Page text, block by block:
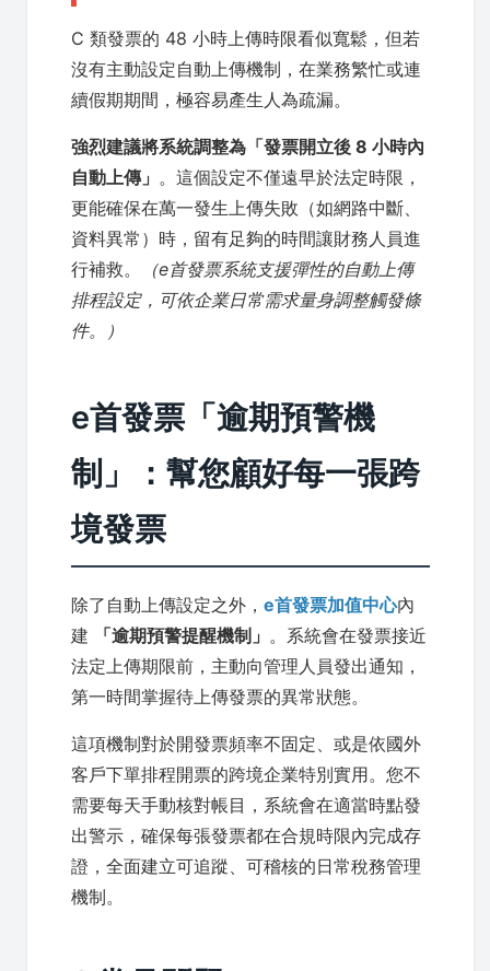
C 類發票的 48 小時上傳時限看似寬鬆，但若
沒有主動設定自動上傳機制，在業務繁忙或連
續假期期間，極容易產生人為疏漏。
強烈建議將系統調整為「發票開立後 8 小時內
自動上傳」 。這個設定不僅遠早於法定時限，
更能確保在萬一發生上傳失敗（如網路中斷、
資料異常）時，留有足夠的時間讓財務人員進
行補救。
（e首發票系統支援彈性的自動上傳
排程設定，可依企業日常需求量身調整觸發條
件。）
e首發票「逾期預警機
制」：幫您顧好每一張跨
境發票
除了自動上傳設定之外， e首發票加值中心內
建
「逾期預警提醒機制」 。系統會在發票接近
法定上傳期限前，主動向管理人員發出通知，
第一時間掌握待上傳發票的異常狀態。
這項機制對於開發票頻率不固定、或是依國外
客戶下單排程開票的跨境企業特別實用。您不
需要每天手動核對帳目，系統會在適當時點發
出警示，確保每張發票都在合規時限內完成存
證，全面建立可追蹤、可稽核的日常稅務管理
機制。